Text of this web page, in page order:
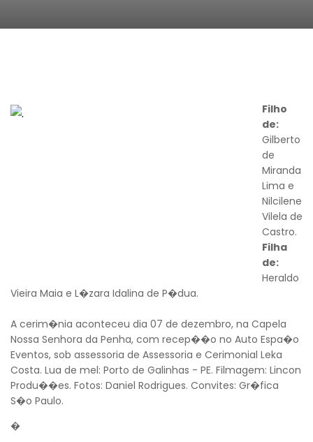
Filho
de:
Gilberto
de
Miranda
Lima e
Nilcilene
Vilela de
Castro.
Filha
de:
Heraldo
Vieira Maia e L�zara Idalina de P�dua.
A cerim�nia aconteceu dia 07 de dezembro, na Capela
Nossa Senhora da Penha, com recep��o no Auto Espa�o
Eventos, sob assessoria de Assessoria e Cerimonial Leka
Costa. Lua de mel: Porto de Galinhas - PE. Filmagem: Lincon
Produ��es. Fotos: Daniel Rodrigues. Convites: Gr�fica
S�o Paulo.
�